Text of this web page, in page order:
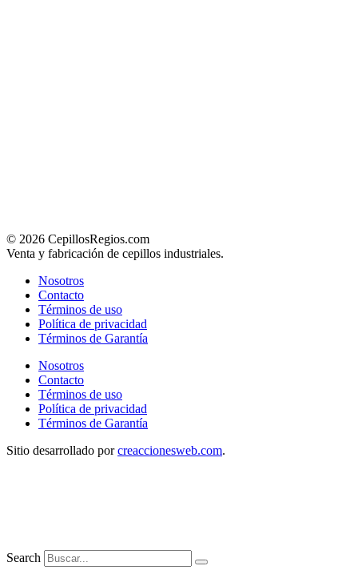
© 2026 CepillosRegios.com
Venta y fabricación de cepillos industriales.
Nosotros
Contacto
Términos de uso
Política de privacidad
Términos de Garantía
Nosotros
Contacto
Términos de uso
Política de privacidad
Términos de Garantía
Sitio desarrollado porcreaccionesweb.com.
Search